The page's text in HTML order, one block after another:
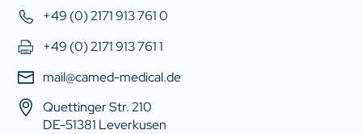
+49 (0) 2171 913 761 0
+49 (0) 2171 913 761 1
mail@camed-medical.de
Quettinger Str. 210
DE-51381 Leverkusen